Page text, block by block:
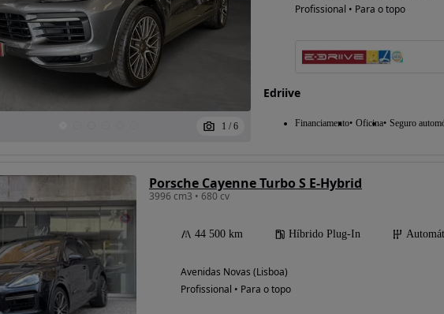
1 / 6
Profissional • Para o topo
Edriive
Financiamento Oficina Seguro
Porsche Cayenne Turbo S E-Hybrid
3996 cm3 • 680 cv
44 500 km Híbrido Plug-In
Avenidas Novas (Lisboa)
Profissional • Para o topo